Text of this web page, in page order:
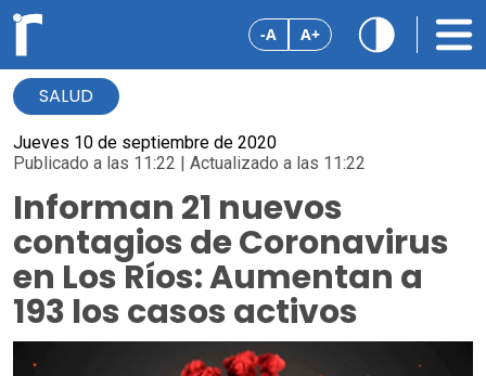
-A A+
SALUD
Jueves 10 de septiembre de 2020
Publicado a las 11:22 | Actualizado a las 11:22
Informan 21 nuevos
contagios de Coronavirus
en Los Ríos: Aumentan a
193 los casos activos